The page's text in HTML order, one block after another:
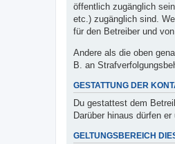
öffentlich zugänglich
etc.) zugänglich sind.
für den Betreiber und
Andere als die oben
B. an
GESTATTUNG DER
Du gestattest dem
Darüber hinaus dürfen
GELTUNGSBEREICH